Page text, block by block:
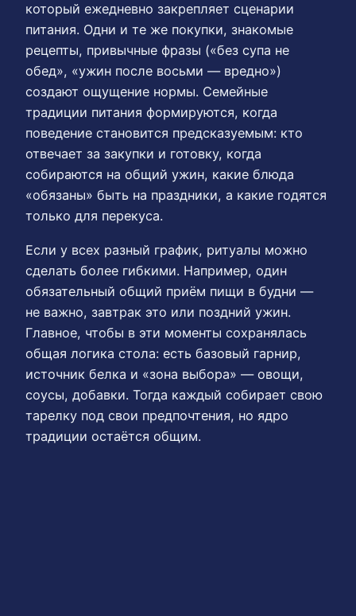
который ежедневно закрепляет сценарии
питания. Одни и те же покупки, знакомые
рецепты, привычные фразы («без супа не
обед», «ужин после восьми — вредно»)
создают ощущение нормы. Семейные
традиции питания формируются, когда
поведение становится предсказуемым: кто
отвечает за закупки и готовку, когда
собираются на общий ужин, какие блюда
«обязаны» быть на праздники, а какие годятся
только для перекуса.
Если у всех разный график, ритуалы можно
сделать более гибкими. Например, один
обязательный общий приём пищи в будни —
не важно, завтрак это или поздний ужин.
Главное, чтобы в эти моменты сохранялась
общая логика стола: есть базовый гарнир,
источник белка и «зона выбора» — овощи,
соусы, добавки. Тогда каждый собирает свою
тарелку под свои предпочтения, но ядро
традиции остаётся общим.